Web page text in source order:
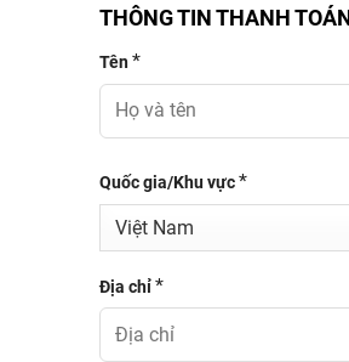
THÔNG TIN THANH TOÁN
Tên*
Quốc gia/Khu vực*
Địa chỉ*